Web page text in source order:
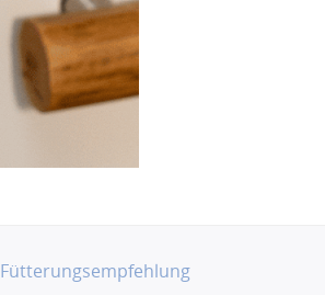
Fütterungsempfehlung